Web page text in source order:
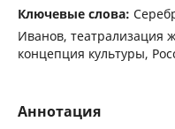
Ключевые слова:
Иванов, театрализация
концепция культуры,
Аннотация